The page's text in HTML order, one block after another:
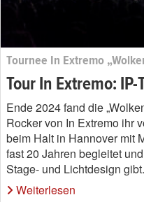
Tournee In Extremo
Tour In Extremo:
Ende 2024 fand die
Rocker von In Extremo ihr
beim Halt in Hannover mit
fast 20 Jahren begleitet
Stage- und Lichtdesign gibt.
Weiterlesen